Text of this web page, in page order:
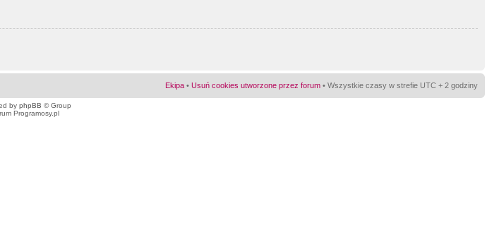
Ekipa • Usuń cookies utworzone przez forum • Wszystkie czasy w strefie UTC + 2 godziny
by phpBB © Group
Programosy.pl